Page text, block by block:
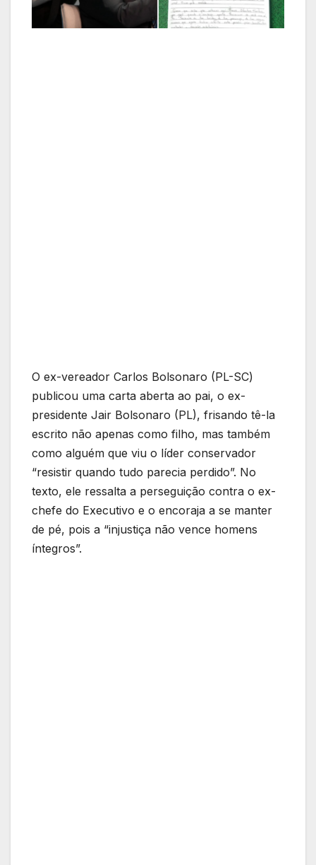
O ex-vereador Carlos Bolsonaro (PL-SC)
publicou uma carta aberta ao pai, o ex-
presidente Jair Bolsonaro (PL), frisando tê-la
escrito não apenas como filho, mas também
como alguém que viu o líder conservador
“resistir quando tudo parecia perdido”. No
texto, ele ressalta a perseguição contra o ex-
chefe do Executivo e o encoraja a se manter
de pé, pois a “injustiça não vence homens
íntegros”.